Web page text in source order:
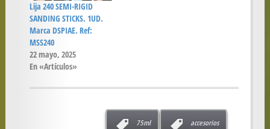
Lija 240 SEMI-RIGID
SANDING STICKS. 1UD.
Marca DSPIAE. Ref:
MSS240
22 mayo, 2025
En «Artículos»
75ml accesorios